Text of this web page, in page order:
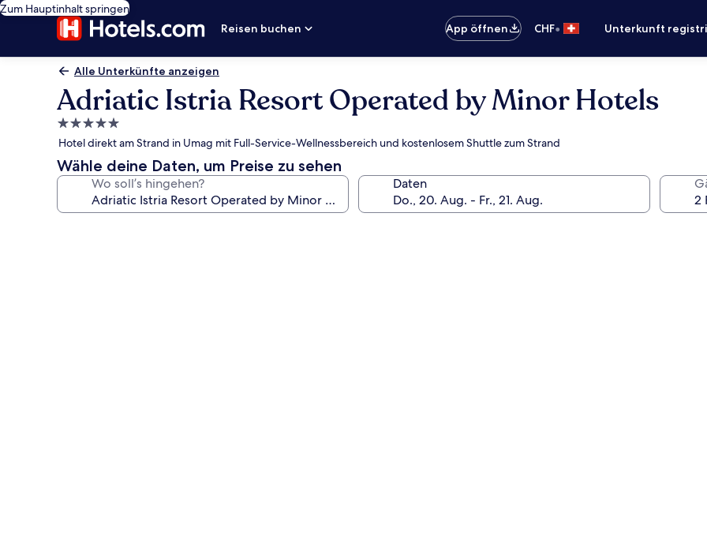
Zum Hauptinhalt springen
Reisen buchen
App öffnen CHF• Unterkunft
Alle Unterkünfte anzeigen
Adriatic Istria Resort Operated by Minor Hotels
5.0-
Sterne-
Unterkunft
Hotel direkt am Strand in Umag mit Full-Service-Wellnessbereich und kostenlosem Shuttle zum Strand
Wähle deine Daten, um Preise zu sehen
Wo soll’s hingehen? Daten